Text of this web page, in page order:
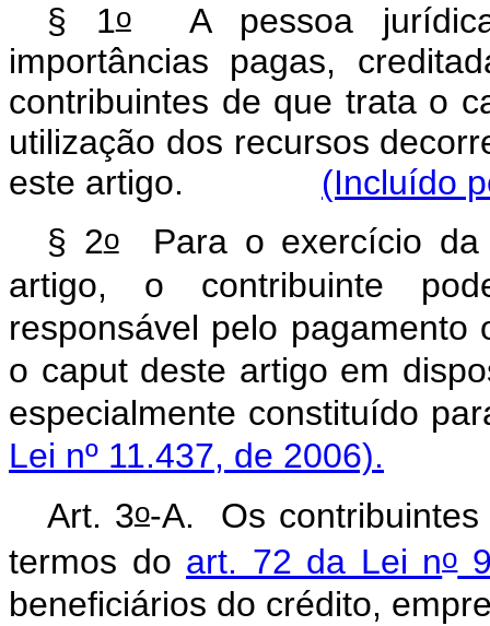
§ 1oA pessoa jurídica
importâncias pagas,
contribuintes de que trata o
utilização dos recursos
este artigo. (Incluído
§ 2oPara o exercício da
artigo, o contribuinte
responsável pelo
o caput deste artigo em
especialmente
Lei nº 11.437, de 2006).
Art. 3o-A. Os
termos do art. 72 da Lei no
beneficiários do crédito,